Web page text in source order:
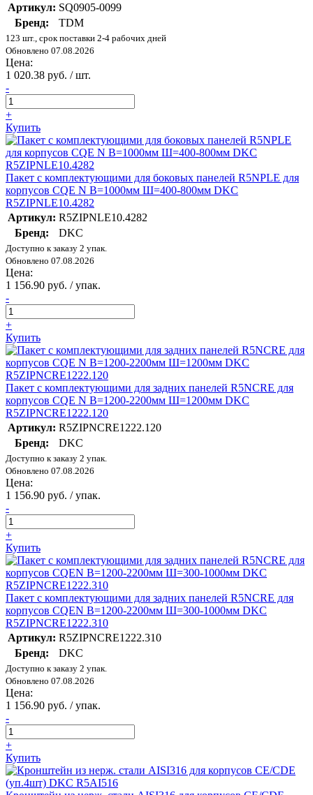
Артикул: SQ0905-0099
Бренд:
TDM
123 шт., срок поставки 2-4 рабочих дней
Обновлено 07.08.2026
Цена:
1 020.38 руб. / шт.
-
+
Купить
Пакет с комплектующими для боковых панелей R5NPLE для
корпусов CQE N В=1000мм Ш=400-800мм DKC
R5ZIPNLE10.4282
Артикул: R5ZIPNLE10.4282
Бренд:
DKC
Доступно к заказу 2 упак.
Обновлено 07.08.2026
Цена:
1 156.90 руб. / упак.
-
+
Купить
Пакет с комплектующими для задних панелей R5NCRE для
корпусов CQE N В=1200-2200мм Ш=1200мм DKC
R5ZIPNCRE1222.120
Артикул: R5ZIPNCRE1222.120
Бренд:
DKC
Доступно к заказу 2 упак.
Обновлено 07.08.2026
Цена:
1 156.90 руб. / упак.
-
+
Купить
Пакет с комплектующими для задних панелей R5NCRE для
корпусов CQEN В=1200-2200мм Ш=300-1000мм DKC
R5ZIPNCRE1222.310
Артикул: R5ZIPNCRE1222.310
Бренд:
DKC
Доступно к заказу 2 упак.
Обновлено 07.08.2026
Цена:
1 156.90 руб. / упак.
-
+
Купить